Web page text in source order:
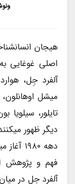
هیجان
اصلی غوغایی
آلفرد جِل،
میشل
تایلور، سیلویا
دیگر ظهور
دهه ۱۹۸۰
فهم و پژوهش
آلفرد جِل در